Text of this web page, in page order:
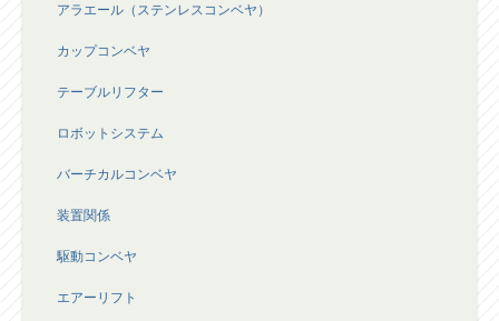
アラエール（ステンレスコンベヤ）
カップコンベヤ
テーブルリフター
ロボットシステム
バーチカルコンベヤ
装置関係
駆動コンベヤ
エアーリフト